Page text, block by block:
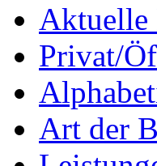
Aktuelle
Privat/
Art der